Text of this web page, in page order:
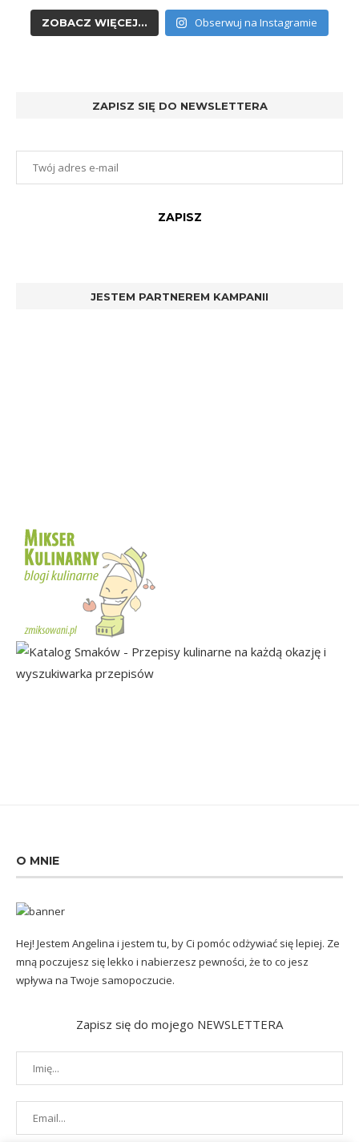
ZOBACZ WIĘCEJ... Obserwuj na Instagramie
ZAPISZ SIĘ DO NEWSLETTERA
JESTEM PARTNEREM KAMPANII
O MNIE
Hej! Jestem Angelina i jestem tu, by Ci pomóc odżywiać się lepiej. Ze
mną poczujesz się lekko i nabierzesz pewności, że to co jesz
wpływa na Twoje samopoczucie.
Zapisz się do mojego NEWSLETTERA